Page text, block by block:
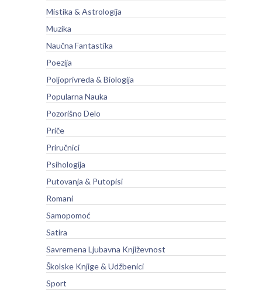
Mistika & Astrologija
Muzika
Naučna Fantastika
Poezija
Poljoprivreda & Biologija
Popularna Nauka
Pozorišno Delo
Priče
Priručnici
Psihologija
Putovanja & Putopisi
Romani
Samopomoć
Satira
Savremena Ljubavna Književnost
Školske Knjige & Udžbenici
Sport